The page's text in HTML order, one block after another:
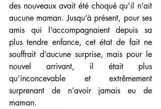
des nouveaux avait été choqué qu’il n’ait
aucune maman. Jusqu’à présent, pour ses
amis qui l’accompagnaient depuis sa
plus tendre enfance, cet état de fait ne
souffrait d’aucune surprise, mais pour le
nouvel arrivant, il était plus
qu’inconcevable et extrêmement
surprenant de n’avoir jamais eu de
maman.